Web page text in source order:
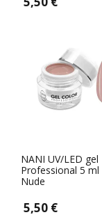
NANI UV/LED gel
Professional 5 ml
Nude
5,50 €